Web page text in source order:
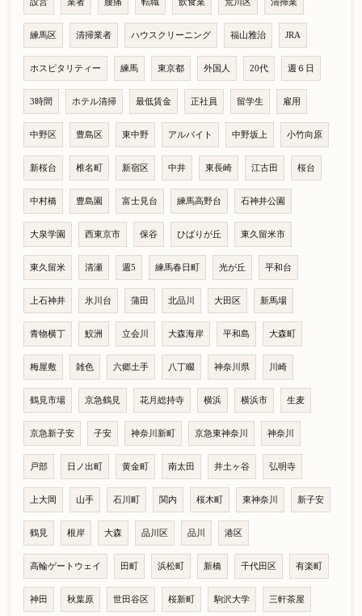
設営 業者 腰痛 転職 飲食業 荒川区 清掃業
練馬区 清掃業者 ハウスクリーニング 福山雅治 JRA
ホスピタリティー 練馬 東京都 外国人 20代 週６日
3時間 ホテル清掃 最低賃金 正社員 留学生 雇用
中野区 豊島区 東中野 アルバイト 中野坂上 小竹向原
新桜台 椎名町 新宿区 中井 東長崎 江古田 桜台
中村橋 豊島園 富士見台 練馬高野台 石神井公園
大泉学園 西東京市 保谷 ひばりが丘 東久留米市
東久留米 清瀬 週5 練馬春日町 光が丘 平和台
上石神井 氷川台 蒲田 北品川 大田区 新馬場
青物横丁 鮫洲 立会川 大森海岸 平和島 大森町
梅屋敷 雑色 六郷土手 八丁畷 神奈川県 川崎
鶴見市場 京急鶴見 花月総持寺 横浜 横浜市 生麦
京急新子安 子安 神奈川新町 京急東神奈川 神奈川
戸部 日ノ出町 黄金町 南太田 井土ヶ谷 弘明寺
上大岡 山手 石川町 関内 桜木町 東神奈川 新子安
鶴見 根岸 大森 品川区 品川 港区
高輪ゲートウェイ 田町 浜松町 新橋 千代田区 有楽町
神田 秋葉原 世田谷区 桜新町 駒沢大学 三軒茶屋